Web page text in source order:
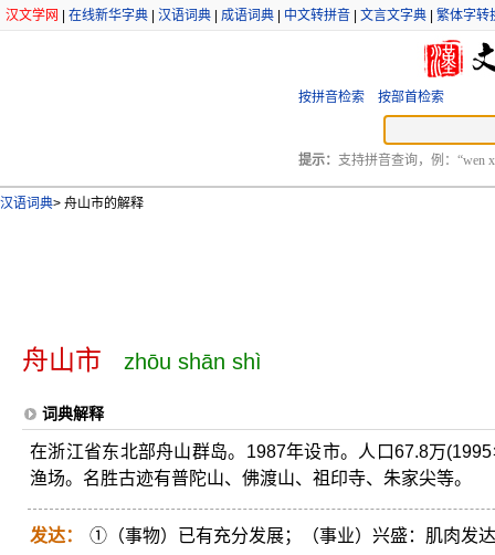
汉文学网 在线新华字典 汉语词典 成语词典 中文转拼音 文言文字典 繁体字转
按拼音检索 按部首检索
提示： 支持拼音查询，例：“wen
汉语词典> 舟山市的解释
舟山市 zhōu shān shì
词典解释
在浙江省东北部舟山群岛。1987年设市。人口67.8万
渔场。名胜古迹有普陀山、佛渡山、祖印寺、朱家尖等。
发达：
①（事物）已有充分发展；（事业）兴盛：肌肉发